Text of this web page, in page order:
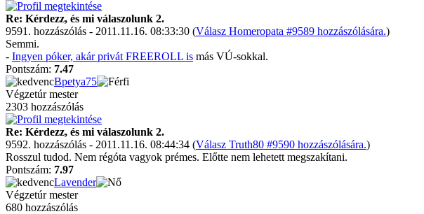
Re: Kérdezz, és mi válaszolunk 2.
9591. hozzászólás - 2011.11.16. 08:33:30 (Válasz Homeropata #9589 hozzászólására.)
Semmi.
- Ingyen póker, akár privát FREEROLL is más VÚ-sokkal.
Pontszám: 7.47
Bpetya75
Végzetúr mester
2303 hozzászólás
Re: Kérdezz, és mi válaszolunk 2.
9592. hozzászólás - 2011.11.16. 08:44:34 (Válasz Truth80 #9590 hozzászólására.)
Rosszul tudod. Nem régóta vagyok prémes. Előtte nem lehetett megszakítani.
Pontszám: 7.97
Lavender
Végzetúr mester
680 hozzászólás